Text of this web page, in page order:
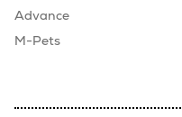
Advance
M-Pets